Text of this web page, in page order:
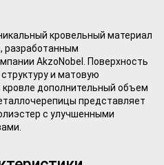
кровельный материал
разработанным
AkzoNobel. Поверхность
и матовую
дополнительный объем
представляет
с улучшенными